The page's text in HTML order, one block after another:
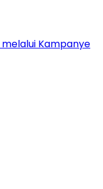
melalui Kampanye